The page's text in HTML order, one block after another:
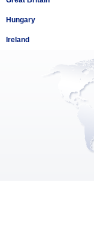
Hungary
Ireland